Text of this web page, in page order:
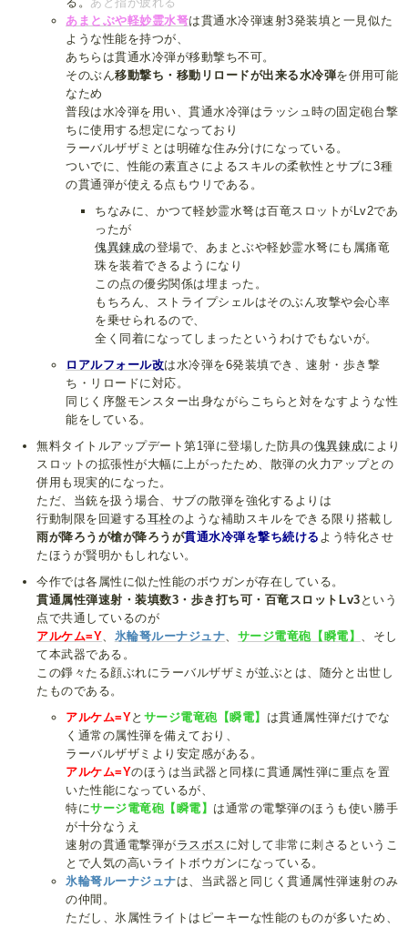
あまとぶや軽妙霊水弩は貫通水冷弾速射3発装填と一見似た
ような性能を持つが、
あちらは貫通水冷弾が移動撃ち不可。
そのぶん移動撃ち・移動リロードが出来る水冷弾を併用可能
なため
普段は水冷弾を用い、貫通水冷弾はラッシュ時の固定砲台撃
ちに使用する想定になっており
ラーバルザザミとは明確な住み分けになっている。
ついでに、性能の素直さによるスキルの柔軟性とサブに3種
の貫通弾が使える点もウリである。
ちなみに、かつて軽妙霊水弩は百竜スロットがLv2であ
ったが
傀異錬成の登場で、あまとぶや軽妙霊水弩にも属痛竜
珠を装着できるようになり
この点の優劣関係は埋まった。
もちろん、ストライプシェルはそのぶん攻撃や会心率
を乗せられるので、
全く同着になってしまったというわけでもないが。
ロアルフォール改は水冷弾を6発装填でき、速射・歩き撃
ち・リロードに対応。
同じく序盤モンスター出身ながらこちらと対をなすような性
能をしている。
無料タイトルアップデート第1弾に登場した防具の傀異錬成により
スロットの拡張性が大幅に上がったため、散弾の火力アップとの
併用も現実的になった。
ただ、当銃を扱う場合、サブの散弾を強化するよりは
行動制限を回避する耳栓のような補助スキルをできる限り搭載し
雨が降ろうが槍が降ろうが貫通水冷弾を撃ち続ける よう特化させ
たほうが賢明かもしれない。
今作では各属性に似た性能のボウガンが存在している。
貫通属性弾速射・装填数3・歩き打ち可・百竜スロットLv3 という
点で共通しているのが
アルケム=Y、 氷輪弩ルーナジュナ、 サージ電竜砲【瞬電】 、そし
て本武器である。
この錚々たる顔ぶれにラーバルザザミが並ぶとは、随分と出世し
たものである。
アルケム=Yと サージ電竜砲【瞬電】 は貫通属性弾だけでな
く通常の属性弾を備えており、
ラーバルザザミより安定感がある。
アルケム=Yのほうは当武器と同様に貫通属性弾に重点を置
いた性能になっているが、
特にサージ電竜砲【瞬電】 は通常の電撃弾のほうも使い勝手
が十分なうえ
速射の貫通電撃弾がラスボス に対して非常に刺さるというこ
とで人気の高いライトボウガンになっている。
氷輪弩ルーナジュナは、当武器と同じく貫通属性弾速射のみ
の仲間。
ただし、氷属性ライトはピーキーな性能のものが多いため、